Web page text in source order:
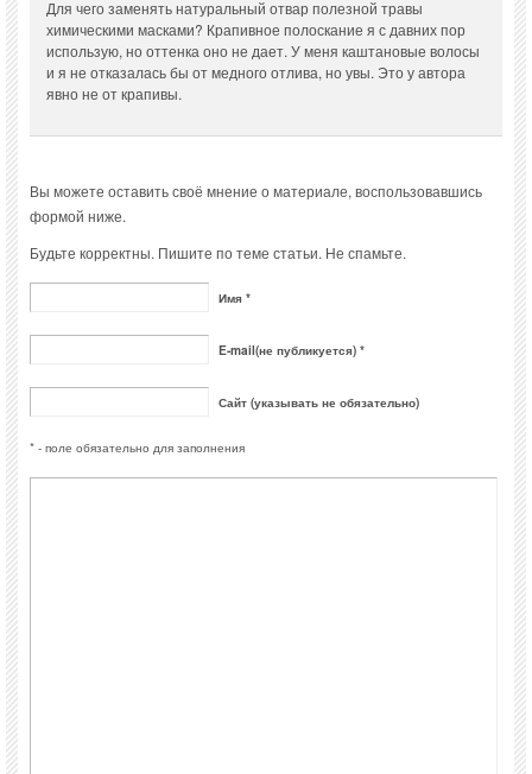
Для чего заменять натуральный отвар полезной травы
химическими масками? Крапивное полоскание я с давних пор
использую, но оттенка оно не дает. У меня каштановые волосы
и я не отказалась бы от медного отлива, но увы. Это у автора
явно не от крапивы.
Вы можете оставить своё мнение о материале, воспользовавшись
формой ниже.
Будьте корректны. Пишите по теме статьи. Не спамьте.
Имя *
E-mail(не публикуется) *
Сайт (указывать не обязательно)
* - поле обязательно для заполнения